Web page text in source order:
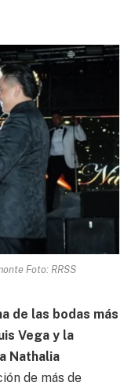
Foto: RRSS
de las bodas más
Vega y la
Nathalia
de más de